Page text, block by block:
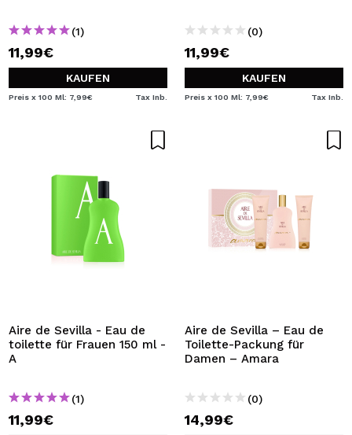
(1)
11,99€
KAUFEN
Preis x 100 Ml: 7,99€ Tax Inb.
(0)
11,99€
KAUFEN
Preis x 100 Ml: 7,99€ Tax Inb.
Aire de Sevilla - Eau de
toilette für Frauen 150 ml -
A
(1)
11,99€
Aire de Sevilla – Eau de
Toilette-Packung für
Damen – Amara
(0)
14,99€